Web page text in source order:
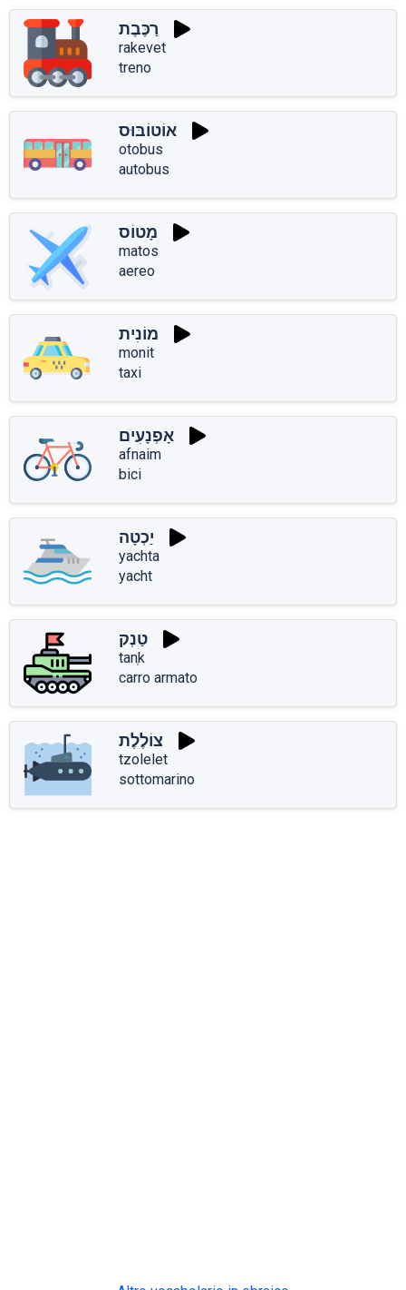
רַכֶּבֶת
rakevet
treno
אוֹטוֹבּוּס
otobus
autobus
מָטוֹס
matos
aereo
מוֹנִית
monit
taxi
אָפְנָעִים
afnaim
bici
יַכְטָה
yachta
yacht
טַנְק
tanְk
carro armato
צוֹלֶלֶת
tzolelet
sottomarino